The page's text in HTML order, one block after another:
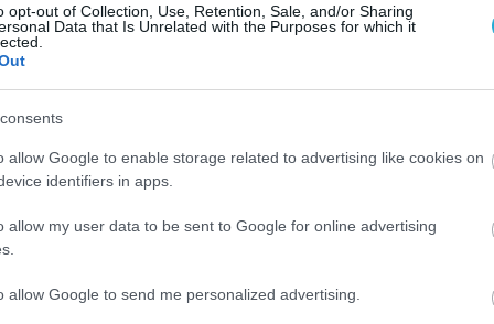
opt-out of Collection, Use, Retention, Sale, and/or Sharing
Data that Is Unrelated with the Purposes for which it
allow Google to enable storage related to advertising like cookies on
identifiers in apps.
allow my user data to be sent to Google for online advertising
allow Google to send me personalized advertising.
ότι όταν δεν κοιμάστε αρκετά το
που διασπά τα κύτταρα του δέρματος.
θα παράγετε περισσότερη αυξητική ορμόνη
ελαστικό και λιγότερο ευάλωτο στις
ότι το να κοιμάται κανείς σε
στο δέρμα οι οποίες παραμένουν στην
όταν σηκώνεστε από το κρεβάτι.